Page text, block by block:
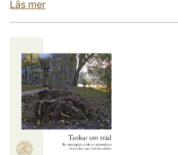
Läs mer